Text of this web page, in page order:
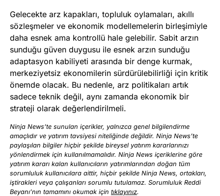
Gelecekte arz kapakları, topluluk oylamaları, akıllı
sözleşmeler ve ekonomik modellemelerin birleşimiyle
daha esnek ama kontrollü hale gelebilir. Sabit arzın
sunduğu güven duygusu ile esnek arzın sunduğu
adaptasyon kabiliyeti arasında bir denge kurmak,
merkeziyetsiz ekonomilerin sürdürülebilirliği için kritik
önemde olacak. Bu nedenle, arz politikaları artık
sadece teknik değil, aynı zamanda ekonomik bir
strateji olarak değerlendirilmeli.
Ninja News’te sunulan içerikler, yalnızca genel bilgilendirme
amaçlıdır ve yatırım tavsiyesi niteliğinde değildir. Ninja News’te
paylaşılan bilgiler hiçbir şekilde bireysel yatırım kararlarınızı
yönlendirmek için kullanılmamalıdır. Ninja News içeriklerine göre
yatırım kararı kalan kullanıcıların yatırımlarından doğan tüm
sorumluluk kullanıcılara aittir, hiçbir şekilde Ninja News, ortakları,
iştirakleri veya çalışanları sorumlu tutulamaz. Sorumluluk Reddi
Beyanı’nın tamamını okumak için tıklayınız.